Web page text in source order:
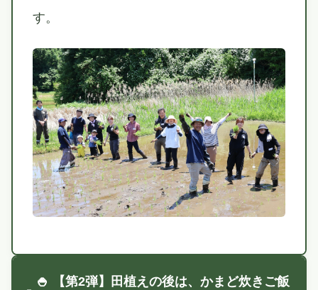
す。
🍚 【第2弾】田植えの後は、かまど炊きご飯